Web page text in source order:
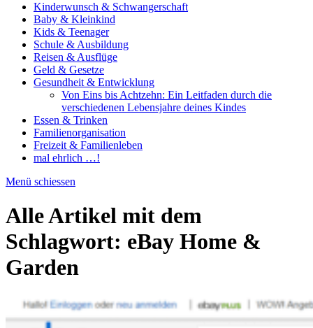
Kinderwunsch & Schwangerschaft
Baby & Kleinkind
Kids & Teenager
Schule & Ausbildung
Reisen & Ausflüge
Geld & Gesetze
Gesundheit & Entwicklung
Von Eins bis Achtzehn: Ein Leitfaden durch die
verschiedenen Lebensjahre deines Kindes
Essen & Trinken
Familienorganisation
Freizeit & Familienleben
mal ehrlich …!
Menü schiessen
Alle Artikel mit dem
Schlagwort: eBay Home &
Garden